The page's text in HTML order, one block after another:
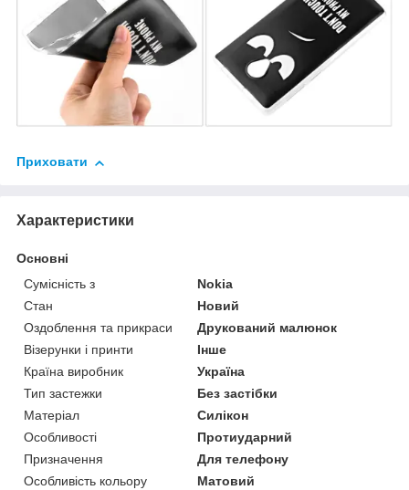
Приховати
Характеристики
Основні
Сумісність з
Nokia
Стан
Новий
Оздоблення та прикраси
Друкований малюнок
Візерунки і принти
Інше
Країна виробник
Україна
Тип застежки
Без застібки
Матеріал
Силікон
Особливості
Протиударний
Призначення
Для телефону
Особливість кольору
Матовий